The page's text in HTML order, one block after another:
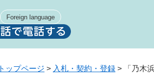
Foreign language
トップページ > 入札・契約・登録 > 「乃木